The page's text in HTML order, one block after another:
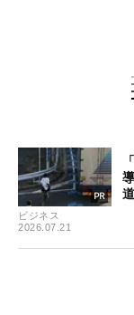
ビジネス
2026.07.21